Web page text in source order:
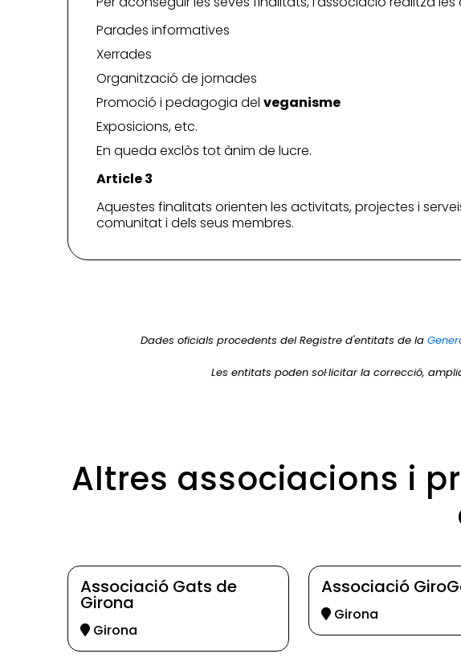
Parades informatives
Xerrades
Organització de jornades
Promoció i pedagogia del veganisme
Exposicions, etc.
En queda exclòs tot ànim de lucre.
Article 3
Aquestes finalitats orienten les activitats, projectes i
comunitat i dels seus membres.
Dades oficials procedents del Registre d'entitats de la
Les entitats poden sol·licitar la correcció,
Altres associacions i
Associació Gats de
Girona
Girona
Associació
Girona